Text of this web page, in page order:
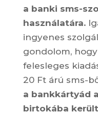
a banki sms-
használatára.
ingyenes
gondolom,
felesleges
20 Ft árú sms-
a bankkártyád
birtokába